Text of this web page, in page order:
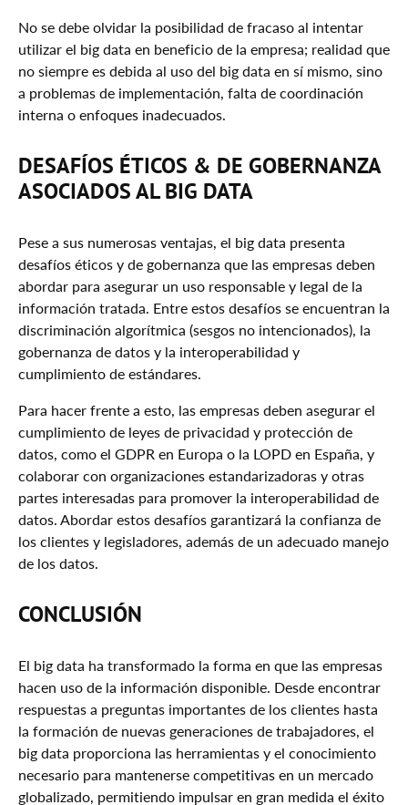
No se debe olvidar la posibilidad de fracaso al intentar
utilizar el big data en beneficio de la empresa; realidad que
no siempre es debida al uso del big data en sí mismo, sino
a problemas de implementación, falta de coordinación
interna o enfoques inadecuados.
DESAFÍOS ÉTICOS & DE GOBERNANZA
ASOCIADOS AL BIG DATA
Pese a sus numerosas ventajas, el big data presenta
desafíos éticos y de gobernanza que las empresas deben
abordar para asegurar un uso responsable y legal de la
información tratada. Entre estos desafíos se encuentran la
discriminación algorítmica (sesgos no intencionados), la
gobernanza de datos y la interoperabilidad y
cumplimiento de estándares.
Para hacer frente a esto, las empresas deben asegurar el
cumplimiento de leyes de privacidad y protección de
datos, como el GDPR en Europa o la LOPD en España, y
colaborar con organizaciones estandarizadoras y otras
partes interesadas para promover la interoperabilidad de
datos. Abordar estos desafíos garantizará la confianza de
los clientes y legisladores, además de un adecuado manejo
de los datos.
CONCLUSIÓN
El big data ha transformado la forma en que las empresas
hacen uso de la información disponible. Desde encontrar
respuestas a preguntas importantes de los clientes hasta
la formación de nuevas generaciones de trabajadores, el
big data proporciona las herramientas y el conocimiento
necesario para mantenerse competitivas en un mercado
globalizado, permitiendo impulsar en gran medida el éxito